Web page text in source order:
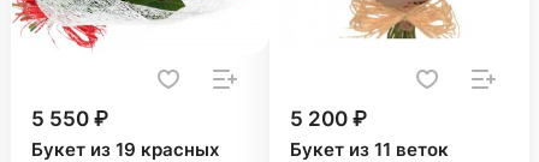
5 550 ₽
Букет из 19 красных
5 200 ₽
Букет из 11 веток